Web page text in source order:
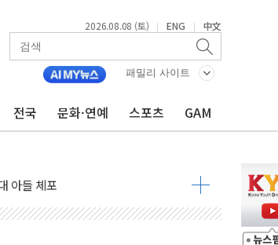
2026.08.08 (토) | ENG | 中文
패밀리 사이트
전국 문화·연예 스포츠 GAM
성 2명 숨져
게"…'결혼 페널티' 22개 과제 손본다
국제적 시민 연대로 목소리 내야"
나흘만에 숨진 채 발견
…제주 연설서 신경전 고조
극 환영"·野 "졸속 국정"